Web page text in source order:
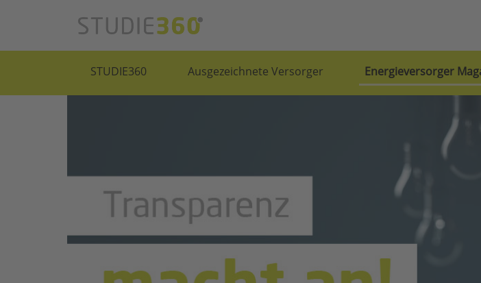
STUDIE360 Ausgezeichnete Versorger Energieversorger